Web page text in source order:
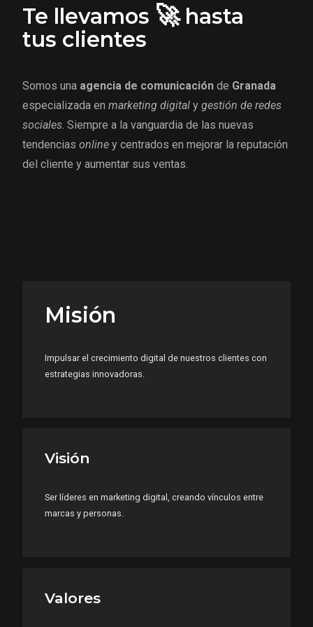
Te llevamos 🚀hasta
tus clientes
Somos una agencia de comunicación de Granada
especializada en marketing digital y gestión de redes
sociales. Siempre a la vanguardia de las nuevas
tendencias online y centrados en mejorar la reputación
del cliente y aumentar sus ventas.
Misión
Impulsar el crecimiento digital de nuestros clientes con
estrategias innovadoras.
Visión
Ser líderes en marketing digital, creando vínculos entre
marcas y personas.
Valores